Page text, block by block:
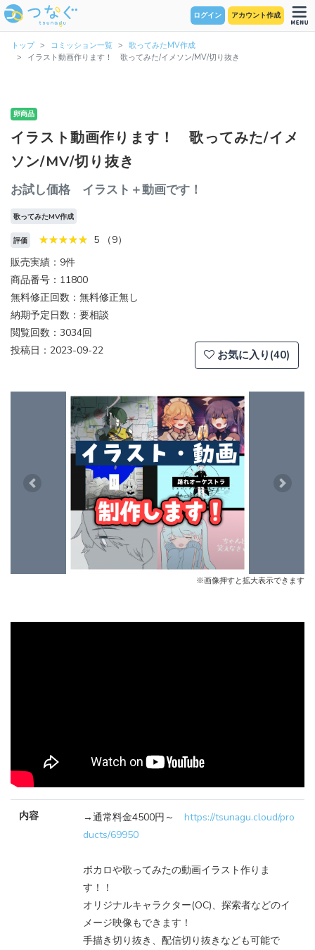
ログイン アカウント作成
トップ コミッション一覧
歌ってみたMV作成
イラスト動画作ります！ 歌ってみた/イメソン/MV/切り抜き
卵商品
イラスト動画作ります！ 歌ってみた/イメ
ソン/MV/切り抜き
お試し価格 イラスト＋動画です！
歌ってみたMV作成
評価
5 （9）
販売実績：9件
商品番号：11800
無料修正回数：無料修正無し
納期予定日数：要相談
閲覧回数：3034回
投稿日：2023-09-22
お気に入り(40)
Previous Next
※画像押すと拡大表示できます
内容 →通常料金4500円～ https://tsunagu.cloud/pro
ducts/69950
ボカロや歌ってみたの動画イラスト作りま
す！！
オリジナルキャラクター(OC)、探索者などのイ
メージ映像もできます！
手描き切り抜き、配信切り抜きなども可能で